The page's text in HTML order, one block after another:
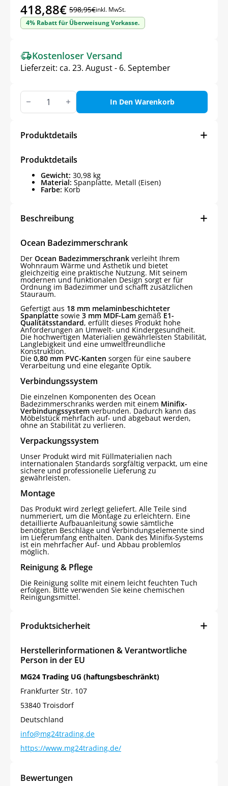
598,95€
Ursprünglicher
Preis
598,95€
418,88€
Aktueller
Preis
418,88€.
inkl. MwSt.
4% Rabatt für Überweisung Vorkasse.
Kostenloser Versand
Lieferzeit: ca. 23. August - 6. September
Ocean
Badezimmerschrank
Menge
In Den Warenkorb
Produktdetails
Produktdetails
Gewicht: 30,98 kg
Material: Spanplatte, Metall (Eisen)
Farbe: Korb
Beschreibung
Ocean Badezimmerschrank
Der Ocean Badezimmerschrank verleiht Ihrem
Wohnraum Wärme und Ästhetik und bietet
gleichzeitig eine praktische Nutzung. Mit seinem
modernen und funktionalen Design sorgt er für
Ordnung im Badezimmer und schafft zusätzlichen
Stauraum.
Gefertigt aus 18 mm melaminbeschichteter
Spanplatte sowie 3 mm MDF-Lam gemäß E1-
Qualitätsstandard, erfüllt dieses Produkt hohe
Anforderungen an Umwelt- und Kindergesundheit.
Die hochwertigen Materialien gewährleisten Stabilität,
Langlebigkeit und eine umweltfreundliche
Konstruktion.
Die 0,80 mm PVC-Kanten sorgen für eine saubere
Verarbeitung und eine elegante Optik.
Verbindungssystem
Die einzelnen Komponenten des Ocean
Badezimmerschranks werden mit einem Minifix-
Verbindungssystem verbunden. Dadurch kann das
Möbelstück mehrfach auf- und abgebaut werden,
ohne an Stabilität zu verlieren.
Verpackungssystem
Unser Produkt wird mit Füllmaterialien nach
internationalen Standards sorgfältig verpackt, um eine
sichere und professionelle Lieferung zu
gewährleisten.
Montage
Das Produkt wird zerlegt geliefert. Alle Teile sind
nummeriert, um die Montage zu erleichtern. Eine
detaillierte Aufbauanleitung sowie sämtliche
benötigten Beschläge und Verbindungselemente sind
im Lieferumfang enthalten. Dank des Minifix-Systems
ist ein mehrfacher Auf- und Abbau problemlos
möglich.
Reinigung & Pflege
Die Reinigung sollte mit einem leicht feuchten Tuch
erfolgen. Bitte verwenden Sie keine chemischen
Reinigungsmittel.
Produktsicherheit
Herstellerinformationen & Verantwortliche
Person in der EU
MG24 Trading UG (haftungsbeschränkt)
Frankfurter Str. 107
53840 Troisdorf
Deutschland
info@mg24trading.de
https://www.mg24trading.de/
Bewertungen